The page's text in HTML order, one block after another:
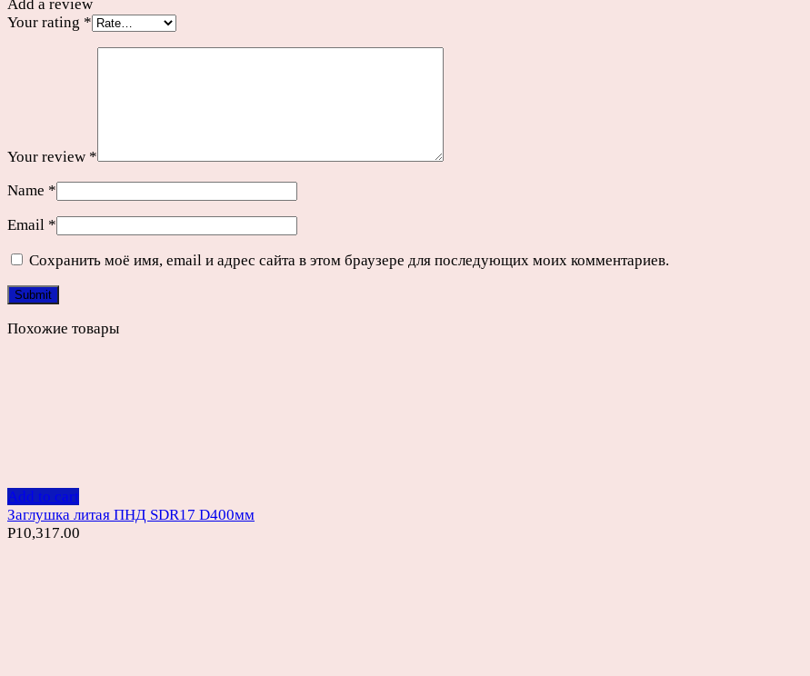
Add a review
Your rating *
Your review *
Name *
Email *
Сохранить моё имя, email и адрес сайта в этом браузере для последующих моих комментариев.
Похожие товары
Add to cart
Заглушка литая ПНД SDR17 D400мм
Р10,317.00